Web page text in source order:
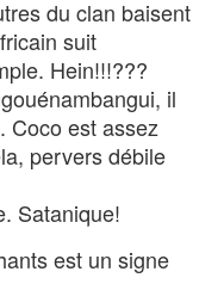
du clan baisent
suit
Hein!!!???
il
Coco est assez
pervers débile
Satanique!
est un signe